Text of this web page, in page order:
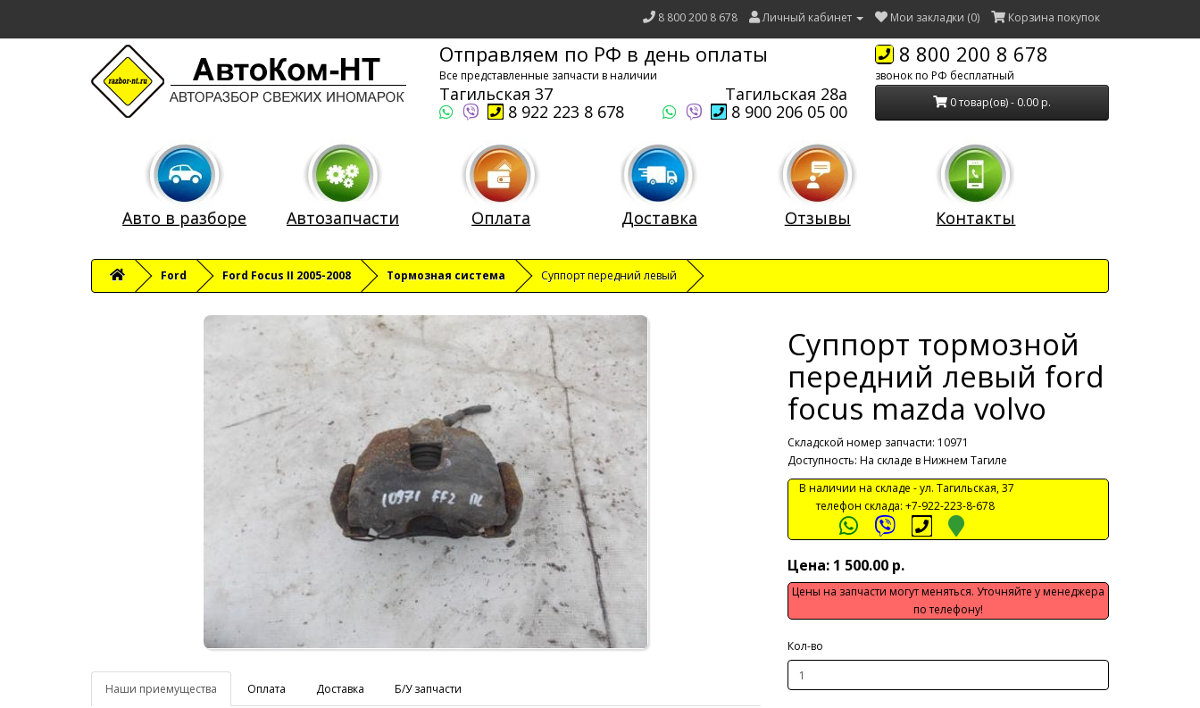
8 800 200 8 678 Личный кабинет Мои закладки (0) Корзина покупок
Отправляем по РФ в день оплаты
Все представленные запчасти в наличии
Тагильская 37
Тагильская 28а
8 922 223 8 678
8 900 206 05 00
8 800 200 8 678
звонок по РФ бесплатный
0 товар(ов) - 0.00 р.
Авто в разборе Автозапчасти Оплата Доставка Отзывы Контакты
Ford Ford Focus II 2005-2008 Тормозная система Суппорт передний левый
Наши приемущества Оплата Доставка Б/У запчасти
Суппорт тормозной
передний левый ford
focus mazda volvo
Складской номер запчасти: 10971
Доступность: На складе в Нижнем Тагиле
В наличии на складе -ул. Тагильская, 37
телефон склада: +7-922-223-8-678
Цена: 1 500.00 р.
Цены на запчасти могут меняться. Уточняйте у менеджера
по телефону!
Кол-во